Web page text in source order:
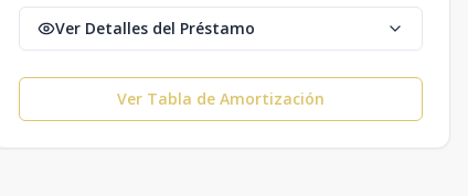
Ver Detalles del Préstamo
Ver Tabla de Amortización